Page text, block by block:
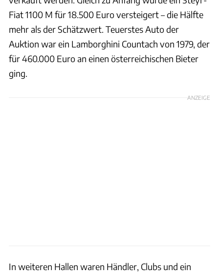
Fiat 1100 M für 18.500 Euro versteigert – die Hälfte
mehr als der Schätzwert. Teuerstes Auto der
Auktion war ein Lamborghini Countach von 1979, der
für 460.000 Euro an einen österreichischen Bieter
ging.
ANZEIGE
In weiteren Hallen waren Händler, Clubs und ein